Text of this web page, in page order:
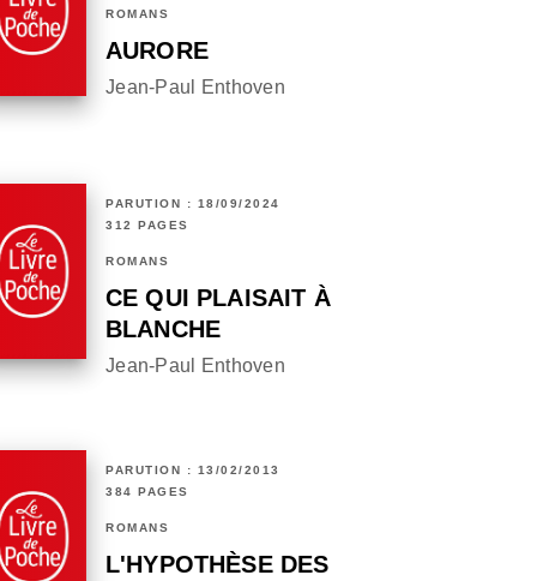
ROMANS
AURORE
Jean-Paul Enthoven
PARUTION : 18/09/2024
312 PAGES
ROMANS
CE QUI PLAISAIT À
BLANCHE
Jean-Paul Enthoven
PARUTION : 13/02/2013
384 PAGES
ROMANS
L'HYPOTHÈSE DES